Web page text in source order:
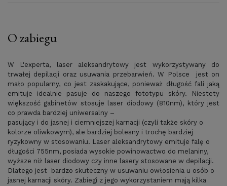
O zabiegu
W L'experta, laser aleksandrytowy jest wykorzystywany do
trwałej depilacji oraz usuwania przebarwień. W Polsce jest on
mało popularny, co jest zaskakujące, ponieważ długość fali jaką
emituje idealnie pasuje do naszego fototypu skóry. Niestety
większość gabinetów stosuje laser diodowy (810nm), który jest
co prawda bardziej uniwersalny –
pasujący i do jasnej i ciemniejszej karnacji (czyli także skóry o
kolorze oliwkowym), ale bardziej bolesny i trochę bardziej
ryzykowny w stosowaniu. Laser aleksandrytowy emituje falę o
długości 755nm, posiada wysokie powinowactwo do melaniny,
wyższe niż laser diodowy czy inne lasery stosowane w depilacji.
Dlatego jest bardzo skuteczny w usuwaniu owłosienia u osób o
jasnej karnacji skóry. Zabiegi z jego wykorzystaniem mają kilka